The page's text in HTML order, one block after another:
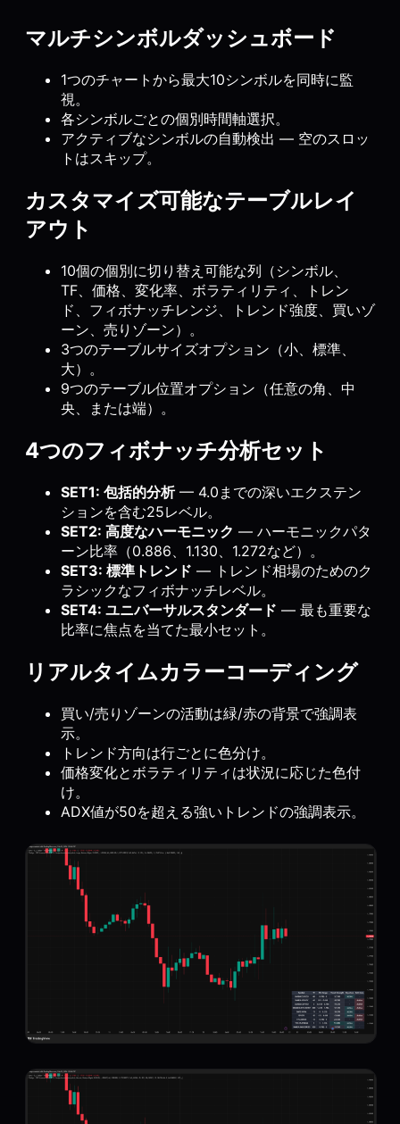
マルチシンボルダッシュボード
1つのチャートから最大10シンボルを同時に監
視。
各シンボルごとの個別時間軸選択。
アクティブなシンボルの自動検出 — 空のスロッ
トはスキップ。
カスタマイズ可能なテーブルレイ
アウト
10個の個別に切り替え可能な列（シンボル、
TF、価格、変化率、ボラティリティ、トレン
ド、フィボナッチレンジ、トレンド強度、買いゾ
ーン、売りゾーン）。
3つのテーブルサイズオプション（小、標準、
大）。
9つのテーブル位置オプション（任意の角、中
央、または端）。
4つのフィボナッチ分析セット
SET1: 包括的分析— 4.0までの深いエクステン
ションを含む25レベル。
SET2: 高度なハーモニック — ハーモニックパタ
ーン比率（0.886、1.130、1.272など）。
SET3: 標準トレンド — トレンド相場のためのク
ラシックなフィボナッチレベル。
SET4: ユニバーサルスタンダード — 最も重要な
比率に焦点を当てた最小セット。
リアルタイムカラーコーディング
買い/売りゾーンの活動は緑/赤の背景で強調表
示。
トレンド方向は行ごとに色分け。
価格変化とボラティリティは状況に応じた色付
け。
ADX値が50を超える強いトレンドの強調表示。